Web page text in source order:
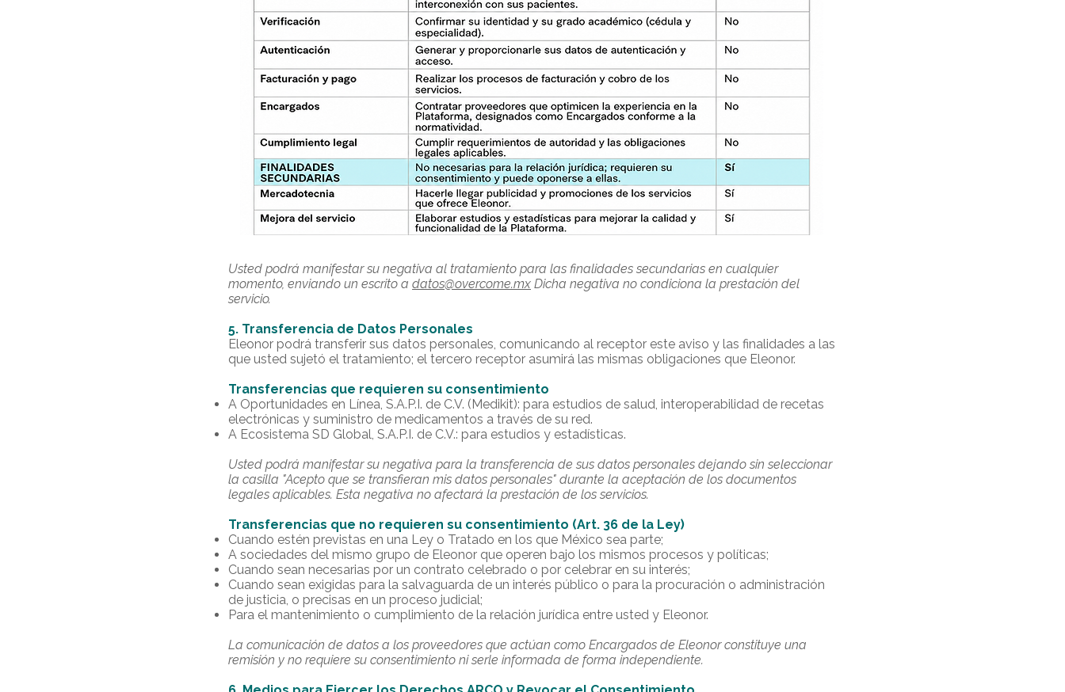
Usted podrá manifestar su negativa al tratamiento para las finalidades secundarias en cualquier
momento, enviando un escrito a datos@overcome.mx Dicha negativa no condiciona la prestación del
servicio.
5. Transferencia de Datos Personales
Eleonor podrá transferir sus datos personales, comunicando al receptor este aviso y las finalidades a las
que usted sujetó el tratamiento; el tercero receptor asumirá las mismas obligaciones que Eleonor.
Transferencias que requieren su consentimiento
A Oportunidades en Línea, S.A.P.I. de C.V. (Medikit): para estudios de salud, interoperabilidad de recetas
electrónicas y suministro de medicamentos a través de su red.
A Ecosistema SD Global, S.A.P.I. de C.V.: para estudios y estadísticas.
Usted podrá manifestar su negativa para la transferencia de sus datos personales dejando sin seleccionar
la casilla "Acepto que se transfieran mis datos personales" durante la aceptación de los documentos
legales aplicables. Esta negativa no afectará la prestación de los servicios.
Transferencias que no requieren su consentimiento (Art. 36 de la Ley)
Cuando estén previstas en una Ley o Tratado en los que México sea parte;
A sociedades del mismo grupo de Eleonor que operen bajo los mismos procesos y políticas;
Cuando sean necesarias por un contrato celebrado o por celebrar en su interés;
Cuando sean exigidas para la salvaguarda de un interés público o para la procuración o administración
de justicia, o precisas en un proceso judicial;
Para el mantenimiento o cumplimiento de la relación jurídica entre usted y Eleonor.
La comunicación de datos a los proveedores que actúan como Encargados de Eleonor constituye una
remisión y no requiere su consentimiento ni serle informada de forma independiente.